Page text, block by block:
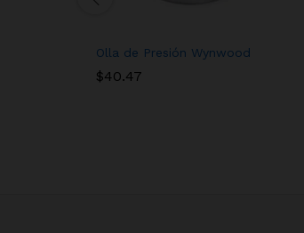
Olla de Presión Wynwood
$40.47